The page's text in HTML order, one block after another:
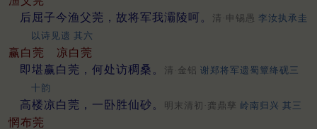
后屈子今渔父莞，故将军我灞陵呵。
清·申锡愚 李汝执承圭
以诗见遗 其六
赢白莞
凉白莞
即堪赢白莞，何处访稠桑。
清·金铝 谢郑将军遗蜀簟绛砚三
十韵
高楼凉白莞，一卧胜仙砂。 明末清初·龚鼎孳 岭南归兴 其三
惘布莞